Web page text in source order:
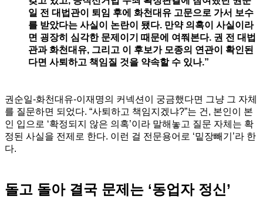
일 전 대법관이 퇴임 후에 화천대유 고문으로 가서 보수
를 받았다는 사실이 논란이 됐다. 만약 의혹이 사실이라
면 굉장히 심각한 문제이기 때문에 여쭤본다. 권 전 대법
관과 화천대유, 그리고 이 후보가 모종의 연관이 확인된
다면 사퇴하고 책임질 것을 약속할 수 있나.”
권순일-화천대유-이재명의 커넥션이 궁금했다면 그냥 그 자체
를 질문하면 되었다. “사퇴하고 책임지겠냐?”는 건, 본인이 본
인 입으로 ‘확정되지 않은 의혹’이라 말해놓고 질문 자체는 확
정된 사실을 전제로 한다. 이런 걸 전문용어로 ‘밑장빼기’라 한
다.
돌고 돌아 결국 문제는 ‘동업자 정신’